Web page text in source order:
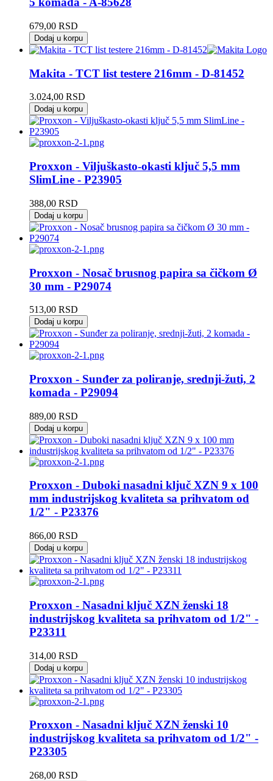
679,00 RSD
Dodaj u korpu
Makita - TCT list testere 216mm - D-81452
3.024,00 RSD
Dodaj u korpu
Proxxon - Viljuškasto-okasti ključ 5,5 mm
SlimLine - P23905
388,00 RSD
Dodaj u korpu
Proxxon - Nosač brusnog papira sa čičkom Ø
30 mm - P29074
513,00 RSD
Dodaj u korpu
Proxxon - Sunđer za poliranje, srednji-žuti, 2
komada - P29094
889,00 RSD
Dodaj u korpu
Proxxon - Duboki nasadni ključ XZN 9 x 100
mm industrijskog kvaliteta sa prihvatom od
1/2" - P23376
866,00 RSD
Dodaj u korpu
Proxxon - Nasadni ključ XZN ženski 18
industrijskog kvaliteta sa prihvatom od 1/2" -
P23311
314,00 RSD
Dodaj u korpu
Proxxon - Nasadni ključ XZN ženski 10
industrijskog kvaliteta sa prihvatom od 1/2" -
P23305
268,00 RSD